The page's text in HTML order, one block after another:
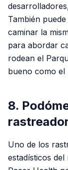
También
caminar la
para abordar
rodean el
bueno como el
8.
Uno de los
estadísticos del